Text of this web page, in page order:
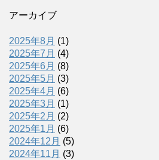
アーカイブ
2025年8月 (1)
2025年7月 (4)
2025年6月 (8)
2025年5月 (3)
2025年4月 (6)
2025年3月 (1)
2025年2月 (2)
2025年1月 (6)
2024年12月 (5)
2024年11月 (3)